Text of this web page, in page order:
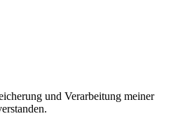
und Verarbeitung meiner